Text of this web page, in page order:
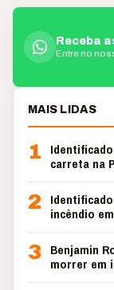
Receba
Entre no
MAIS LIDAS
1
carreta na
2
incêndio
3 Benjamin
morrer em